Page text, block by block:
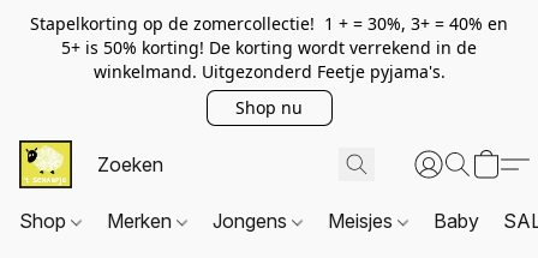
Stapelkorting op de zomercollectie! 1 + = 30%, 3+ = 40% en
5+ is 50% korting! De korting wordt verrekend in de
winkelmand. Uitgezonderd Feetje pyjama's.
Shop nu
Shop Merken Jongens Meisjes Baby